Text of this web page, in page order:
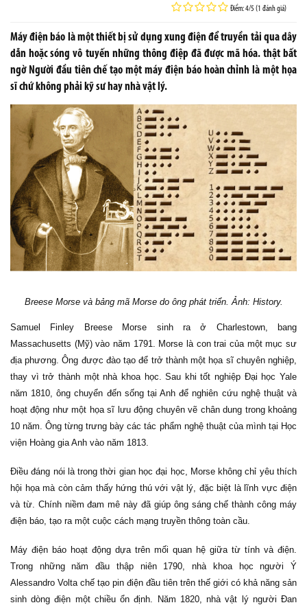
Điểm: 4/5 (1 đánh giá)
Máy điện báo là một thiết bị sử dụng xung điện để truyền tải qua dây
dẫn hoặc sóng vô tuyến những thông điệp đã được mã hóa. thật bất
ngờ Người đầu tiên chế tạo một máy điện báo hoàn chỉnh là một họa
sĩ chứ không phải kỹ sư hay nhà vật lý.
Breese Morse và bảng mã Morse do ông phát triển. Ảnh: History.
Samuel Finley Breese Morse sinh ra ở Charlestown, bang
Massachusetts (Mỹ) vào năm 1791. Morse là con trai của một mục sư
địa phương. Ông được đào tạo để trở thành một họa sĩ chuyên nghiệp,
thay vì trở thành một nhà khoa học. Sau khi tốt nghiệp Đại học Yale
năm 1810, ông chuyển đến sống tại Anh để nghiên cứu nghệ thuật và
hoạt động như một họa sĩ lưu động chuyên vẽ chân dung trong khoảng
10 năm. Ông từng trưng bày các tác phẩm nghệ thuật của mình tại Học
viện Hoàng gia Anh vào năm 1813.
Điều đáng nói là trong thời gian học đại học, Morse không chỉ yêu thích
hội họa mà còn cảm thấy hứng thú với vật lý, đặc biệt là lĩnh vực điện
và từ. Chính niềm đam mê này đã giúp ông sáng chế thành công máy
điện báo, tạo ra một cuộc cách mạng truyền thông toàn cầu.
Máy điện báo hoạt động dựa trên mối quan hệ giữa từ tính và điện.
Trong những năm đầu thập niên 1790, nhà khoa học người Ý
Alessandro Volta chế tạo pin điện đầu tiên trên thế giới có khả năng sản
sinh dòng điện một chiều ổn định. Năm 1820, nhà vật lý người Đan